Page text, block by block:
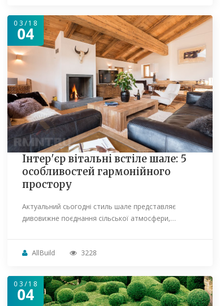
03/18
04
Інтер'єр вітальні встіле шале: 5
особливостей гармонійного
простору
Актуальний сьогодні стиль шале представляє
дивовижне поєднання сільської атмосфери,…
AllBuild 3228
03/18
04